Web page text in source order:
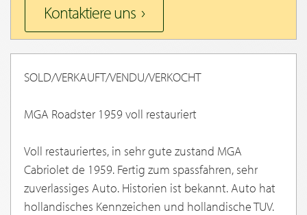
Kontaktiere uns
SOLD/VERKAUFT/VENDU/VERKOCHT
MGA Roadster 1959 voll restauriert
Voll restauriertes, in sehr gute zustand MGA
Cabriolet de 1959. Fertig zum spassfahren, sehr
zuverlassiges Auto. Historien ist bekannt. Auto hat
hollandisches Kennzeichen und hollandische TUV.